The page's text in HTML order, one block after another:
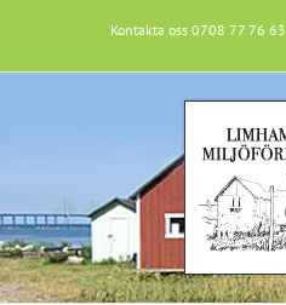
content
Kontakta oss 0708 77 76 63